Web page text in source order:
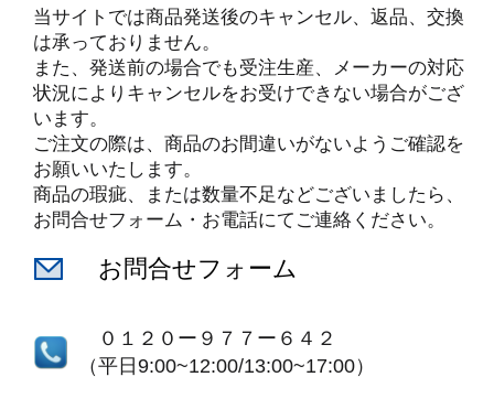
当サイトでは商品発送後のキャンセル、返品、交換
は承っておりません。
また、発送前の場合でも受注生産、メーカーの対応
状況によりキャンセルをお受けできない場合がござ
います。
ご注文の際は、商品のお間違いがないようご確認を
お願いいたします。
商品の瑕疵、または数量不足などございましたら、
お問合せフォーム・お電話にてご連絡ください。
お問合せフォーム
０１２０ー９７７ー６４２
（平日9:00~12:00/13:00~17:00）